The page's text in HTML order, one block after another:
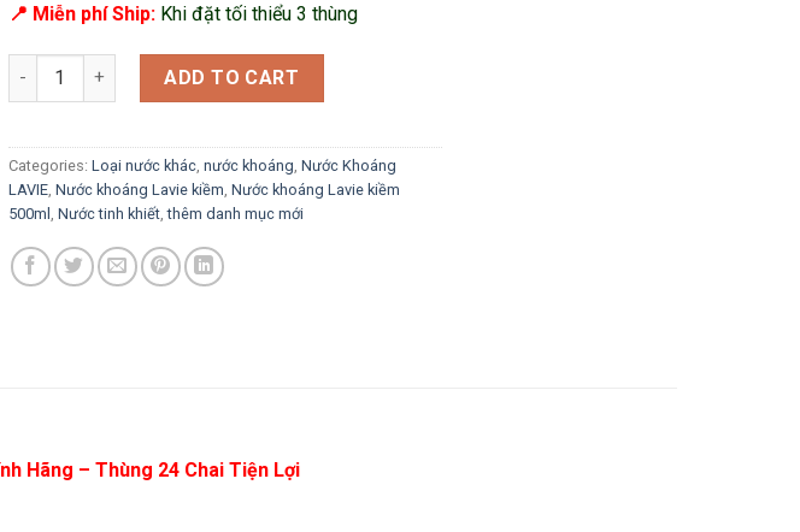
📍 Miễn phí Ship: Khi đặt tối thiểu 3 thùng
Nước Khoáng LaVie+Kiềm 500ml quantity
ADD TO CART
Categories: Loại nước khác nước khoáng Nước Khoáng
LAVIE Nước khoáng Lavie kiềm Nước khoáng Lavie kiềm
500ml Nước tinh khiết ,thêm danh mục mới
Hãng – Thùng 24 Chai Tiện Lợi